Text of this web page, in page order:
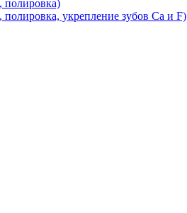
полировка)
укрепление зубов Ca и F)